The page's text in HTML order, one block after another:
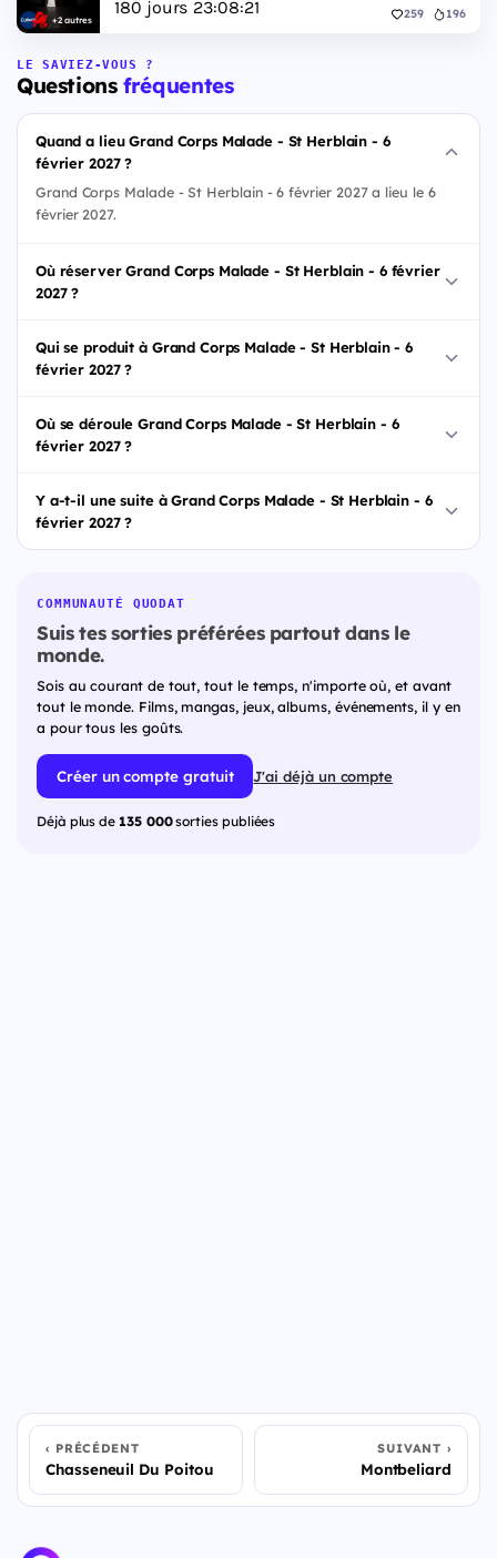
+2 autres
180 jours 23:08:20 259 196
LE SAVIEZ-VOUS ?
Questionsfréquentes
Quand a lieu Grand Corps Malade - St Herblain - 6
février 2027 ?
Grand Corps Malade - St Herblain - 6 février 2027 a lieu le 6
février 2027.
Où réserver Grand Corps Malade - St Herblain - 6 février
2027 ?
Qui se produit à Grand Corps Malade - St Herblain - 6
février 2027 ?
Où se déroule Grand Corps Malade - St Herblain - 6
février 2027 ?
Y a-t-il une suite à Grand Corps Malade - St Herblain - 6
février 2027 ?
COMMUNAUTÉ QUODAT
Suis tes sorties préférées partout dans le
monde.
Sois au courant de tout, tout le temps, n'importe où, et avant
tout le monde. Films, mangas, jeux, albums, événements, il y en
a pour tous les goûts.
Créer un compte gratuit J'ai déjà un compte
Déjà plus de 135 000sorties publiées
PRÉCÉDENT
Chasseneuil Du Poitou
SUIVANT
Montbeliard